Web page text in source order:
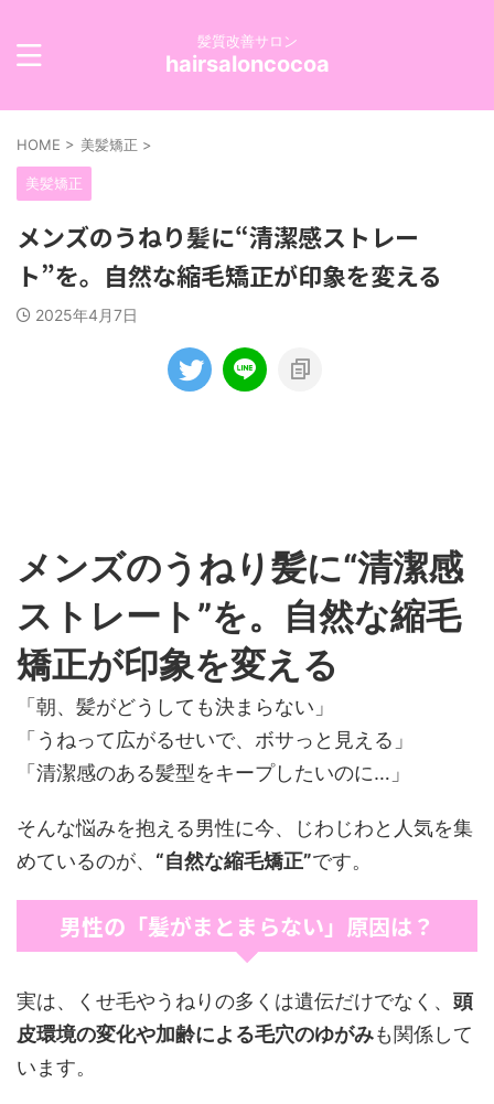
髪質改善サロン
hairsaloncocoa
HOME > 美髪矯正 >
美髪矯正
メンズのうねり髪に“清潔感ストレー
ト”を。自然な縮毛矯正が印象を変える
2025年4月7日
メンズのうねり髪に“清潔感
ストレート”を。自然な縮毛
矯正が印象を変える
「朝、髪がどうしても決まらない」
「うねって広がるせいで、ボサっと見える」
「清潔感のある髪型をキープしたいのに…」
そんな悩みを抱える男性に今、じわじわと人気を集
めているのが、 “自然な縮毛矯正”です。
男性の「髪がまとまらない」原因は？
実は、くせ毛やうねりの多くは遺伝だけでなく、 頭
皮環境の変化や加齢による毛穴のゆがみも関係して
います。